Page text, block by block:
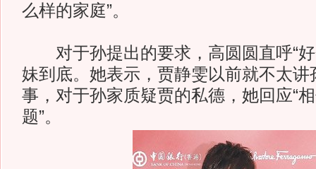
么样的家庭”。
对于孙提出的要求，高圆圆直呼“好
妹到底。她表示，贾静雯以前就不太讲
事，对于孙家质疑贾的私德，她回应“
题”。